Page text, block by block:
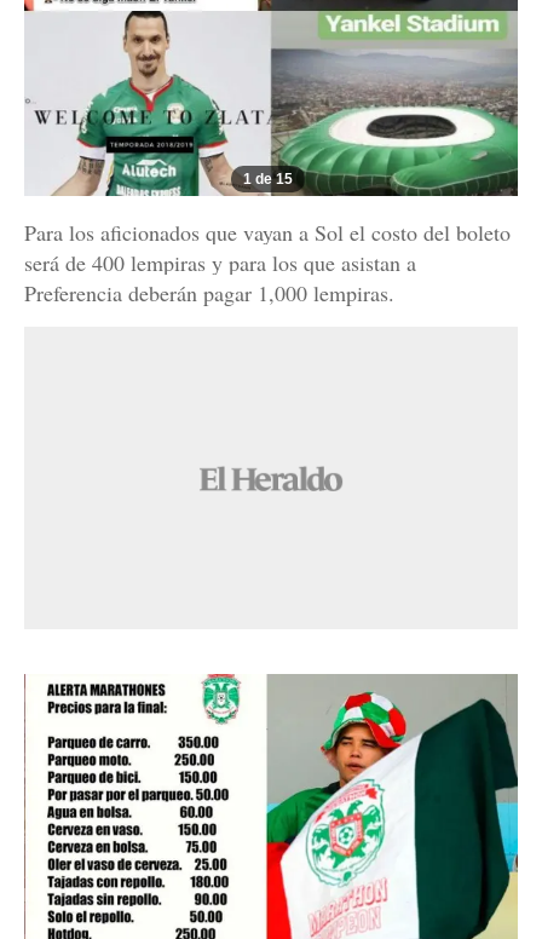
1 de 15
Para los aficionados que vayan a Sol el costo del boleto
será de 400 lempiras y para los que asistan a
Preferencia deberán pagar 1,000 lempiras.